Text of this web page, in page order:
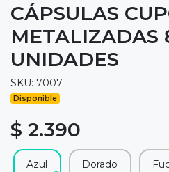
CÁPSULAS
METALIZADAS
UNIDADES
SKU: 7007
Disponible
$ 2.390
Azul Dorado